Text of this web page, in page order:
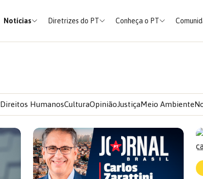
Notícias Diretrizes do PT Conheça o PT
Direitos HumanosCulturaOpiniãoJustiçaMeio Ambiente